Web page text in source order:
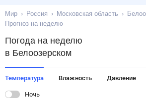
Мир Россия Московская область
Прогноз на неделю
Погода на неделю
в Белоозерском
Температура Влажность Давление
Ночь